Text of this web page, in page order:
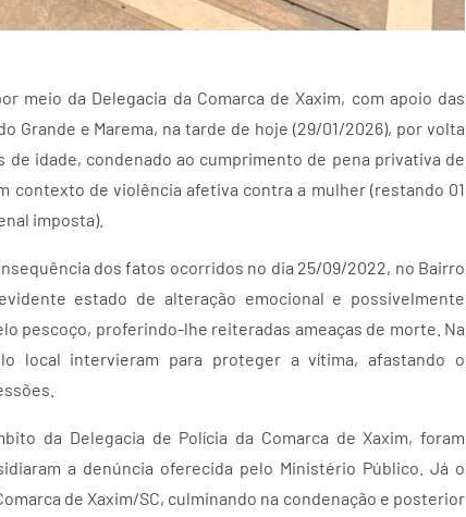
meio da Delegacia da Comarca de Xaxim, com apoio das
Grande e Marema, na tarde de hoje (29/01/2026), por volta
de idade, condenado ao cumprimento de pena privativa de
contexto de violência afetiva contra a mulher (restando 01
imposta).
dos fatos ocorridos no dia 25/09/2022, no Bairro
estado de alteração emocional e possivelmente
pescoço, proferindo-lhe reiteradas ameaças de morte. Na
local intervieram para proteger a vítima, afastando o
da Delegacia de Polícia da Comarca de Xaxim, foram
a denúncia oferecida pelo Ministério Público. Já o
de Xaxim/SC, culminando na condenação e posterior